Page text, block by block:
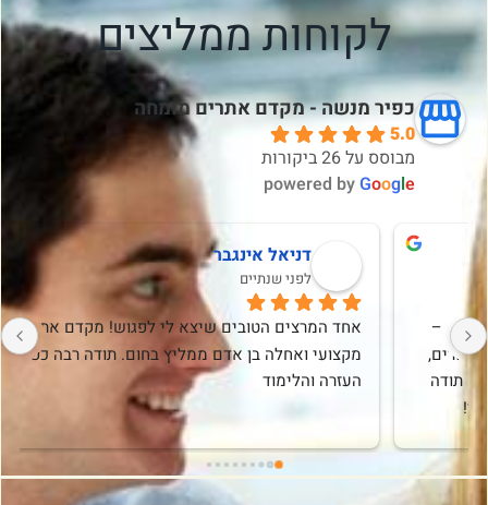
לקוחות ממליצים
כפיר מנשה - מקדם אתרים מומחה
5.0
מבוסס על 26 ביקורות
powered byGoogle
sivan vdp
שמחה שבחרתי בך כפיר, לביצוע אופטימיזציה בSEO של
האתר החדש שלי.פעלת ביסודיות, במקצועיות רבה ובנוסף
ממליצה בחום על השירות שלך. תודה!